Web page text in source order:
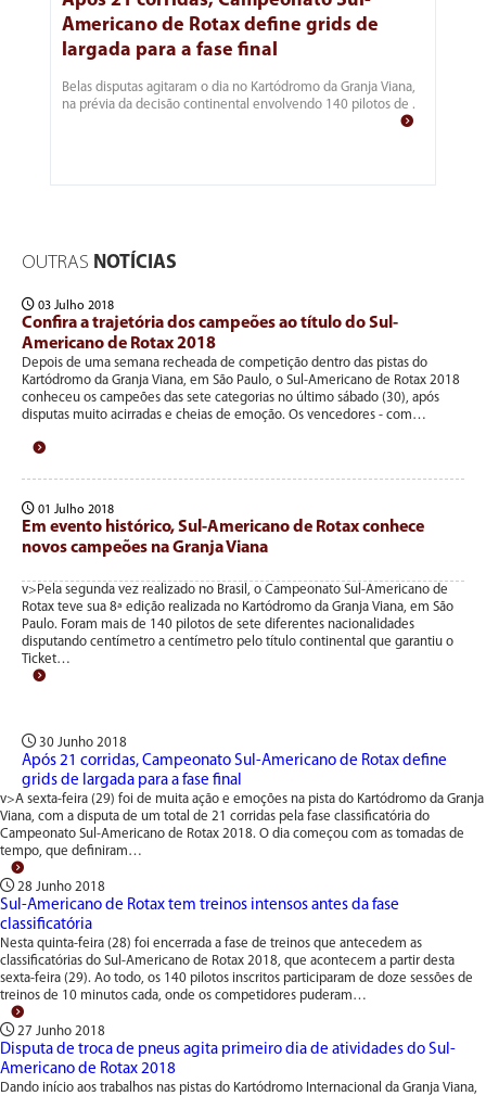
Americano de Rotax define grids de
largada para a fase final
Belas disputas agitaram o dia no Kartódromo da Granja Viana,
na prévia da decisão continental envolvendo 140 pilotos de .
OUTRAS NOTÍCIAS
03 Julho 2018
Confira a trajetória dos campeões ao título do Sul-
Americano de Rotax 2018
Depois de uma semana recheada de competição dentro das pistas do
Kartódromo da Granja Viana, em São Paulo, o Sul-Americano de Rotax 2018
conheceu os campeões das sete categorias no último sábado (30), após
disputas muito acirradas e cheias de emoção. Os vencedores - com…
01 Julho 2018
Em evento histórico, Sul-Americano de Rotax conhece
novos campeões na Granja Viana
v>Pela segunda vez realizado no Brasil, o Campeonato Sul-Americano de
Rotax teve sua 8ª edição realizada no Kartódromo da Granja Viana, em São
Paulo. Foram mais de 140 pilotos de sete diferentes nacionalidades
disputando centímetro a centímetro pelo título continental que garantiu o
Ticket…
30 Junho 2018
Após 21 corridas, Campeonato Sul-Americano de Rotax define
grids de largada para a fase final
v>A sexta-feira (29) foi de muita ação e emoções na pista do Kartódromo da Granja
Viana, com a disputa de um total de 21 corridas pela fase classificatória do
Campeonato Sul-Americano de Rotax 2018. O dia começou com as tomadas de
tempo, que definiram…
28 Junho 2018
Sul-Americano de Rotax tem treinos intensos antes da fase
classificatória
Nesta quinta-feira (28) foi encerrada a fase de treinos que antecedem as
classificatórias do Sul-Americano de Rotax 2018, que acontecem a partir desta
sexta-feira (29). Ao todo, os 140 pilotos inscritos participaram de doze sessões de
treinos de 10 minutos cada, onde os competidores puderam…
27 Junho 2018
Disputa de troca de pneus agita primeiro dia de atividades do Sul-
Americano de Rotax 2018
Dando início aos trabalhos nas pistas do Kartódromo Internacional da Granja Viana,